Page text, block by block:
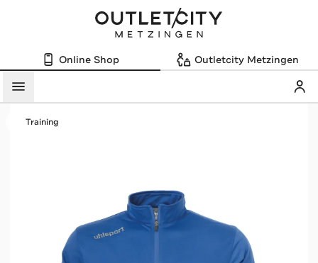
Online Shop Outletcity Metzingen
Menü
Training